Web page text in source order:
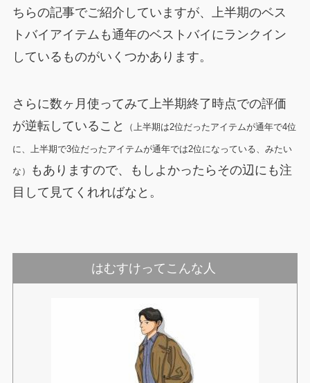
ちらの記事でご紹介していますが、上半期のベス
トバイアイテムも通年のベストバイにランクイン
しているものがいくつかあります。
さらに数ヶ月使ってみて上半期終了時点での評価
が逆転していること
（上半期は2位だったアイテムが通年で4位
に、上半期で3位だったアイテムが通年では2位になっている、みたい
な）
もありますので、もしよかったらその辺にも注
目して見てくれればなと。
はむすけってこんな人